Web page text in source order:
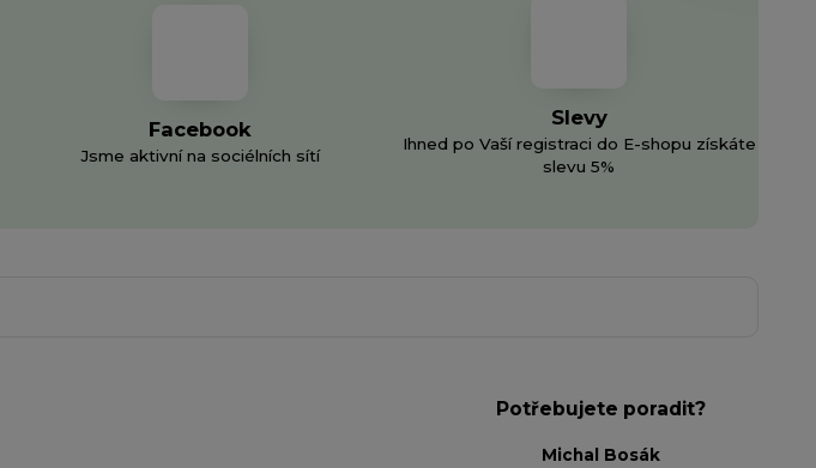
Facebook
Jsme aktivní na sociélních sítí
Slevy
Ihned po Vaší registraci do E-shopu získáte
slevu 5%
Potřebujete poradit?
Michal Bosák